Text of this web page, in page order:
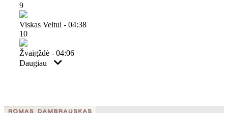
9
Viskas Veltui - 04:38
10
Žvaigždė - 04:06
Daugiau